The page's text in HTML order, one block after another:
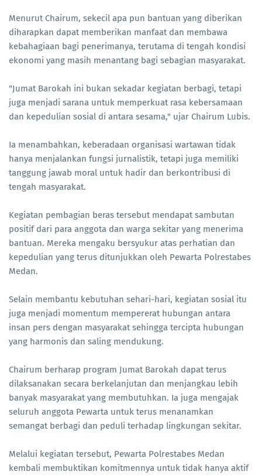
Menurut Chairum, sekecil apa pun bantuan yang diberikan
diharapkan dapat memberikan manfaat dan membawa
kebahagiaan bagi penerimanya, terutama di tengah kondisi
ekonomi yang masih menantang bagi sebagian masyarakat.
"Jumat Barokah ini bukan sekadar kegiatan berbagi, tetapi
juga menjadi sarana untuk memperkuat rasa kebersamaan
dan kepedulian sosial di antara sesama," ujar Chairum Lubis.
Ia menambahkan, keberadaan organisasi wartawan tidak
hanya menjalankan fungsi jurnalistik, tetapi juga memiliki
tanggung jawab moral untuk hadir dan berkontribusi di
tengah masyarakat.
Kegiatan pembagian beras tersebut mendapat sambutan
positif dari para anggota dan warga sekitar yang menerima
bantuan. Mereka mengaku bersyukur atas perhatian dan
kepedulian yang terus ditunjukkan oleh Pewarta Polrestabes
Medan.
Selain membantu kebutuhan sehari-hari, kegiatan sosial itu
juga menjadi momentum mempererat hubungan antara
insan pers dengan masyarakat sehingga tercipta hubungan
yang harmonis dan saling mendukung.
Chairum berharap program Jumat Barokah dapat terus
dilaksanakan secara berkelanjutan dan menjangkau lebih
banyak masyarakat yang membutuhkan. Ia juga mengajak
seluruh anggota Pewarta untuk terus menanamkan
semangat berbagi dan peduli terhadap lingkungan sekitar.
Melalui kegiatan tersebut, Pewarta Polrestabes Medan
kembali membuktikan komitmennya untuk tidak hanya aktif